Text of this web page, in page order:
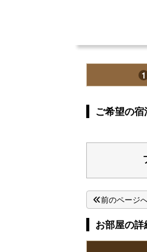
1
ご希望の宿
前のページ
お部屋の詳